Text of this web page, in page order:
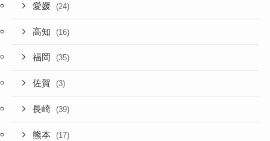
愛媛 (24)
高知 (16)
福岡 (35)
佐賀 (3)
長崎 (39)
熊本 (17)